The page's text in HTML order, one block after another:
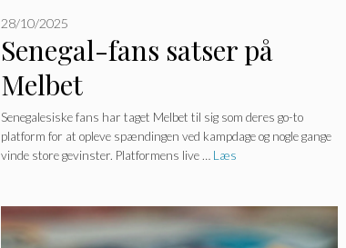
Senegal-fans satser på
Melbet
28/10/2025
Senegalesiske fans har taget Melbet til sig som deres go-to
platform for at opleve spændingen ved kampdage og nogle gange
vinde store gevinster. Platformens live … Læs